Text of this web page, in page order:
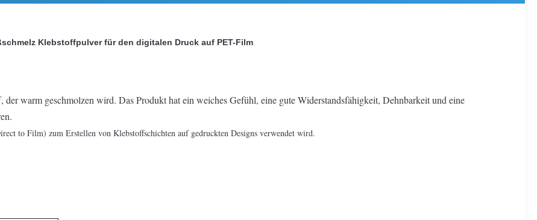
Klebstoffpulver für den digitalen Druck auf PET-Film
warm geschmolzen wird. Das Produkt hat ein weiches Gefühl, eine gute Widerstandsfähigkeit, Dehnbarkeit und eine
to Film) zum Erstellen von Klebstoffschichten auf gedruckten Designs verwendet wird.